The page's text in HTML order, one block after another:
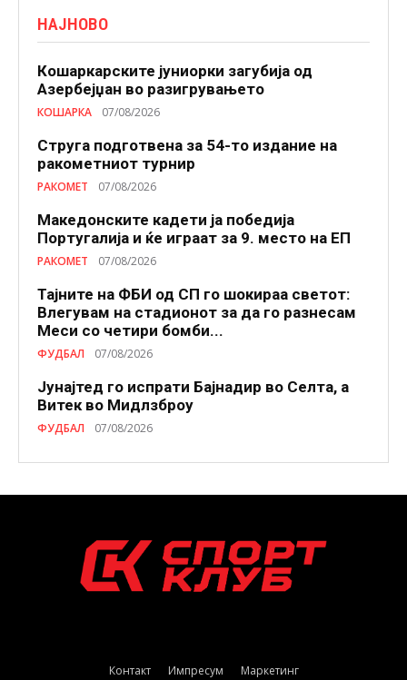
НАЈНОВО
Кошаркарските јуниорки загубија од
Азербејџан во разигрувањето
КОШАРКА 07/08/2026
Струга подготвена за 54-то издание на
ракометниот турнир
РАКОМЕТ 07/08/2026
Македонските кадети ја победија
Португалија и ќе играат за 9. место на ЕП
РАКОМЕТ 07/08/2026
Тајните на ФБИ од СП го шокираа светот:
Влегувам на стадионот за да го разнесам
Меси со четири бомби...
ФУДБАЛ 07/08/2026
Јунајтед го испрати Бајнадир во Селта, а
Витек во Мидлзброу
ФУДБАЛ 07/08/2026
Контакт Импресум Маркетинг